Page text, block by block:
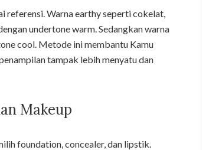
referensi. Warna earthy seperti cokelat,
undertone warm. Sedangkan warna
cool. Metode ini membantu Kamu
tampak lebih menyatu dan
Makeup
foundation, concealer, dan lipstik.